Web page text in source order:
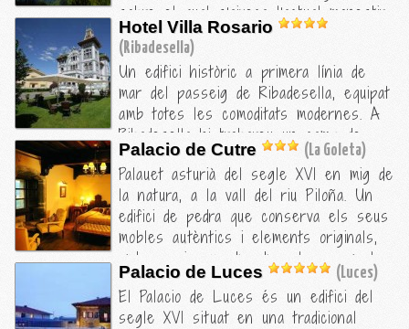
sobre el qual s'aixeca l'actual monestir
declarat Monument Nacional. Al seu
restaurant, bolcat amb la cuina
asturiana, podrem degustar la cèlebre
fabada, el pote asturià i formatges com
el Cabrales, el Gamoneo i el Beyos i,
per beure, la sidra. El Parador de
Cangas de Onís és al costat dels Pics
d'Europa, del riu Sella, de Covadonga i
a 20 minuts de Ribadesella. Ideal per
veure el romànic i les...
Hotel Villa Rosario
(Ribadesella)
Un edifici històric a primera línia de
mar del passeig de Ribadesella, equipat
amb totes les comoditats modernes. A
Ribadesella hi trobareu un camp de
golf i hi podreu visitar unes coves
prehistòriques. A la regió podeu visitar
el parc nacional dels Picos de Europa i
els llacs de Covadonga.
Palacio de Cutre (La Goleta)
Palauet asturià del segle XVI en mig de
la natura, a la vall del riu Piloña. Un
edifici de pedra que conserva els seus
mobles autèntics i elements originals,
amb espais on et pots relaxar com la
xemeneia del saló o la biblioteca. Amb
una petita capella i un roure de més
de 300 anys, des del seu jardí es
Palacio de Luces (Luces)
El Palacio de Luces és un edifici del
segle XVI situat en una tradicional